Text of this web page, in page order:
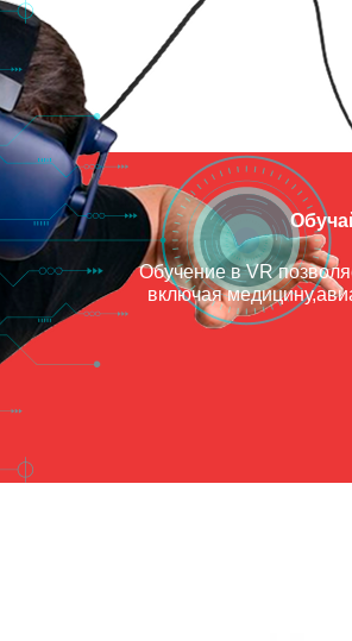
Обучение в VR
включая